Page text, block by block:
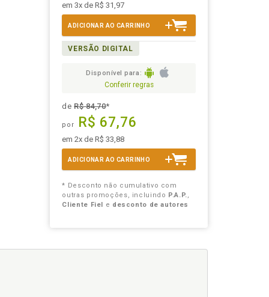
em 3x de R$ 31,97
ADICIONAR AO CARRINHO
VERSÃO DIGITAL
Disponível para:
Conferir regras
deR$ 84,70*
por R$ 67,76
em 2x de R$ 33,88
ADICIONAR AO CARRINHO
* Desconto não cumulativo com
outras promoções, incluindo P.A.P.,
Cliente Fiel
e desconto de autores